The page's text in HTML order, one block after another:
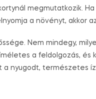
megmutatkozik.
a növényt, akkor
Nem mindegy,
a feldolgozás, és
nyugodt, természetes